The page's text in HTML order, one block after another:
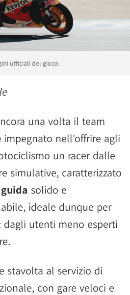
ufficiali del gioco.
una volta il team
impegnato nell'offrire agli
un racer dalle
simulative, caratterizzato
solido e
ideale dunque per
dagli utenti meno esperti
stavolta al servizio di
con gare veloci e